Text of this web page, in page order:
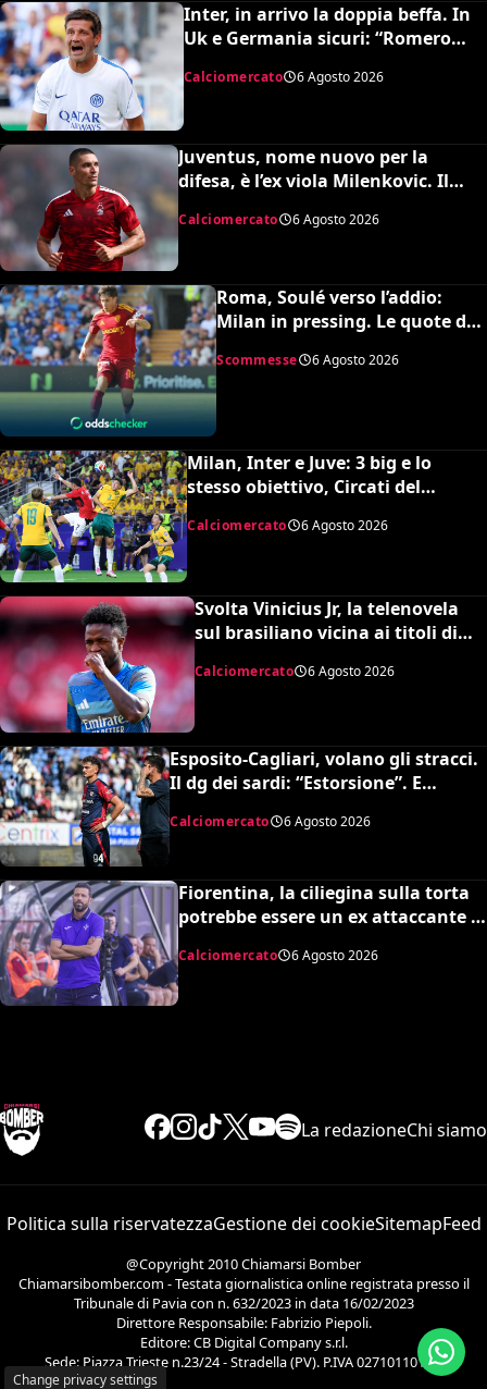
Inter, in arrivo la doppia beffa. In
Uk e Germania sicuri: “Romero
Calciomercato 6 Agosto 2026
Juventus, nome nuovo per la
difesa, è l’ex viola Milenkovic. Il
milioni
Calciomercato 6 Agosto 2026
Roma, Soulé verso l’addio:
Milan in pressing. Le quote dei
Scommesse 6 Agosto 2026
Milan, Inter e Juve: 3 big e lo
stesso obiettivo, Circati del
Calciomercato 6 Agosto 2026
Svolta Vinicius Jr, la telenovela
sul brasiliano vicina ai titoli di
Calciomercato 6 Agosto 2026
Esposito-Cagliari, volano gli stracci.
Il dg dei sardi: “Estorsione”. E
durissima
Calciomercato 6 Agosto 2026
Fiorentina, la ciliegina sulla torta
potrebbe essere un ex attaccante di
Calciomercato 6 Agosto 2026
La redazioneChi siamo
Politica sulla riservatezzaGestione dei cookieSitemapFeed
@Copyright 2010 Chiamarsi Bomber
Chiamarsibomber.com - Testata giornalistica online registrata presso il
Tribunale di Pavia con n. 632/2023 in data 16/02/2023
Direttore Responsabile: Fabrizio Piepoli.
Editore: CB Digital Company s.r.l.
Sede: Piazza Trieste n.23/24 - Stradella (PV). P.IVA 02710110186.
Change privacy settings